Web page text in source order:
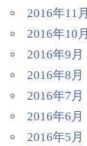
2016年11月
2016年10月
2016年9月
2016年8月
2016年7月
2016年6月
2016年5月